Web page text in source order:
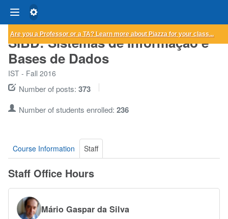
Are you a Professor or a TA? Learn more about Piazza for your class...
SIBD: Sistemas de Informação e
Bases de Dados
IST - Fall 2016
Number of posts: 373
Number of students enrolled: 236
Course Information Staff
Staff Office Hours
Mário Gaspar da Silva